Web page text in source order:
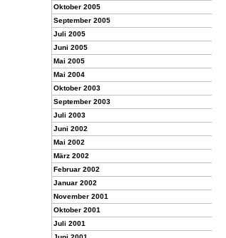
Oktober 2005
September 2005
Juli 2005
Juni 2005
Mai 2005
Mai 2004
Oktober 2003
September 2003
Juli 2003
Juni 2002
Mai 2002
März 2002
Februar 2002
Januar 2002
November 2001
Oktober 2001
Juli 2001